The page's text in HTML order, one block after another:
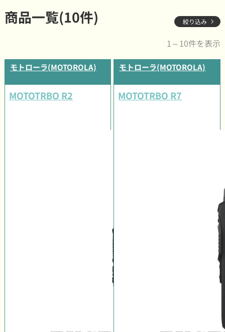
商品一覧(10件) 絞り込み
1～10件を表示
モトローラ(MOTOROLA)
MOTOTRBO R2
モトローラ(MOTOROLA)
MOTOTRBO R7